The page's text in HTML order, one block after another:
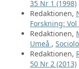
35 Nr 1 (1998)
Redaktionen,
Forskning:
Redaktionen,
Umeå ,
Redaktionen,
50 Nr 2 (2013)